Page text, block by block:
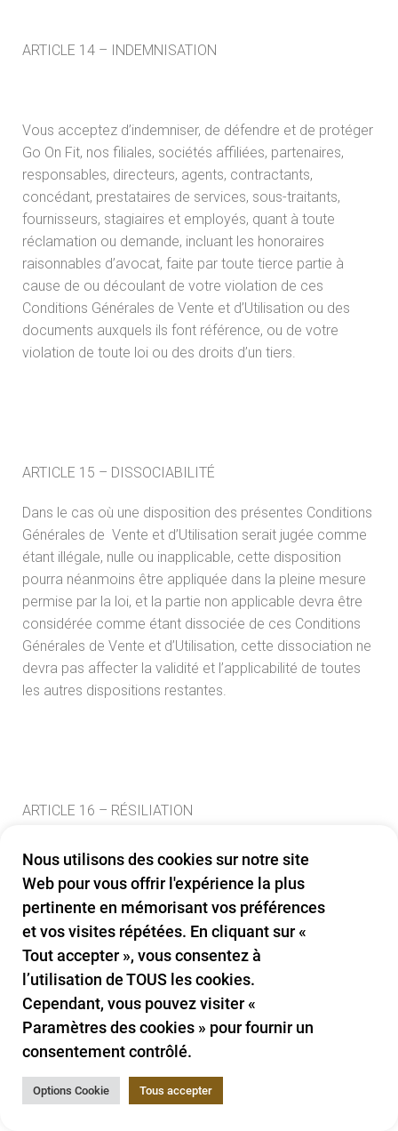
ARTICLE 14 – INDEMNISATION
Vous acceptez d’indemniser, de défendre et de protéger
Go On Fit, nos filiales, sociétés affiliées, partenaires,
responsables, directeurs, agents, contractants,
concédant, prestataires de services, sous-traitants,
fournisseurs, stagiaires et employés, quant à toute
réclamation ou demande, incluant les honoraires
raisonnables d’avocat, faite par toute tierce partie à
cause de ou découlant de votre violation de ces
Conditions Générales de Vente et d’Utilisation ou des
documents auxquels ils font référence, ou de votre
violation de toute loi ou des droits d’un tiers.
ARTICLE 15 – DISSOCIABILITÉ
Dans le cas où une disposition des présentes Conditions
Générales de Vente et d’Utilisation serait jugée comme
étant illégale, nulle ou inapplicable, cette disposition
pourra néanmoins être appliquée dans la pleine mesure
permise par la loi, et la partie non applicable devra être
considérée comme étant dissociée de ces Conditions
Générales de Vente et d’Utilisation, cette dissociation ne
devra pas affecter la validité et l’applicabilité de toutes
les autres dispositions restantes.
ARTICLE 16 – RÉSILIATION
Les obligations et responsabilités engagées par les
parties avant la date de résiliation resteront en vigueur
après la résiliation de cet accord et ce à toutes les fins.
Ces Conditions Générales de Vente d’Utilisation sont
effectives à moins et jusqu’à ce qu’elles soient résiliées
par ou bien vous ou non. Vous pouvez résilier ces
Conditions à tout moment en nous avisant que vous ne
souhaitez plus utiliser nos Services, ou lorsque vous
Nous utilisons des cookies sur notre site
Web pour vous offrir l'expérience la plus
pertinente en mémorisant vos préférences
et vos visites répétées. En cliquant sur «
Tout accepter », vous consentez à
l’utilisation de TOUS les cookies.
Cependant, vous pouvez visiter «
Paramètres des cookies » pour fournir un
consentement contrôlé.
Options Cookie Tous accepter